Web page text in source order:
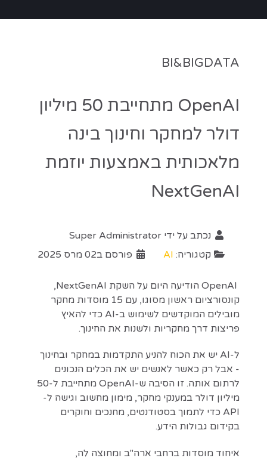
BI&BIGDATA
OpenAI מתחייבת 50 מיליון
דולר למחקר וחינוך בינה
מלאכותית באמצעות יוזמת
NextGenAI
נכתב על ידי Super Administrator
קטגוריה: AI פורסם ב02 מרס 2025
OpenAI הודיעה היום על השקת NextGenAI,
קונסורציום ראשון מסוגו, עם 15 מוסדות מחקר
מובילים המוקדשים לשימוש ב-AI כדי להאיץ
פריצות דרך מחקריות ולשנות את החינוך.
ל-AI יש את הכוח להניע התקדמות במחקר ובחינוך
- אבל רק כאשר לאנשים יש את הכלים הנכונים
לרתום אותה. זו הסיבה ש-OpenAI מתחייבת ל-50
מיליון דולר במענקי מחקר, מימון מחשוב וגישה ל-
API כדי לתמוך בסטודנטים, מחנכים וחוקרים
בקידום גבולות הידע.
איחוד מוסדות ברחבי ארה"ב ומחוצה לה,